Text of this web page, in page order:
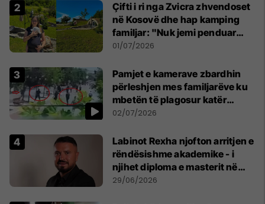
Çifti i ri nga Zvicra zhvendoset
në Kosovë dhe hap kamping
familjar: "Nuk jemi penduar
asnjë ditë"
01/07/2026
Pamjet e kamerave zbardhin
përleshjen mes familjarëve ku
mbetën të plagosur katër
persona
02/07/2026
Labinot Rexha njofton arritjen e
rëndësishme akademike - i
njihet diploma e masterit në
Psikologji në Zvicër
29/06/2026